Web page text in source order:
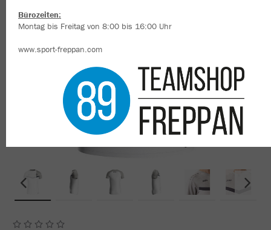
Bürozeiten:
Montag bis Freitag von 8:00 bis 16:00 Uhr
www.sport-freppan.com
Inhalte anzeigen und unsere Website verbessern. Weitere
zu den Cookies findest Du in den Einstellungen.
Alle ablehnen
mehr Infos
Datenschutz
Impressum